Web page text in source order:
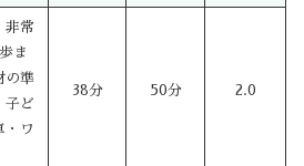
非常
ま
の準
子ど
・ワ
38分 50分 2.0